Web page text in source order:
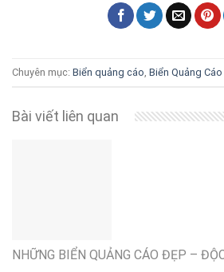
Chuyên mục: Biển quảng cáo Biển Quảng
Bài viết liên quan
NHỮNG BIỂN QUẢNG CÁO ĐẸP –